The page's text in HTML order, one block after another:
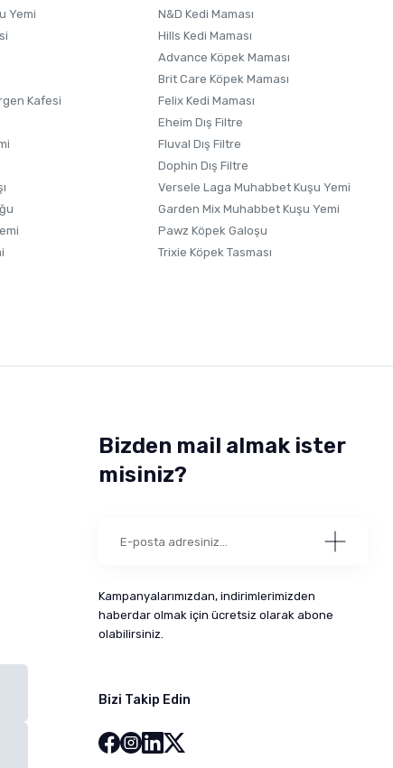
Yemi
Kafesi
N&D Kedi Maması
Hills Kedi Maması
Advance Köpek Maması
Brit Care Köpek Maması
Felix Kedi Maması
Eheim Dış Filtre
Fluval Dış Filtre
Dophin Dış Filtre
Versele Laga Muhabbet Kuşu Yemi
Garden Mix Muhabbet Kuşu Yemi
Pawz Köpek Galoşu
Trixie Köpek Tasması
Bizden mail almak ister
misiniz?
Kampanyalarımızdan, indirimlerimizden
haberdar olmak için ücretsiz olarak abone
olabilirsiniz.
Bizi Takip Edin